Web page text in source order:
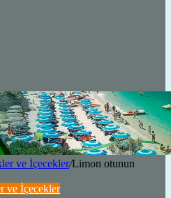
ve İçecekler/Limon otunun
ve İçecekler